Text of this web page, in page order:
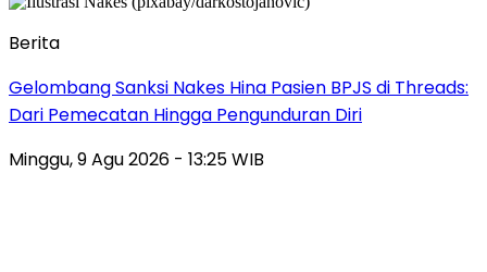
Berita
Gelombang Sanksi Nakes Hina Pasien BPJS di Threads:
Dari Pemecatan Hingga Pengunduran Diri
Minggu, 9 Agu 2026 - 13:25 WIB